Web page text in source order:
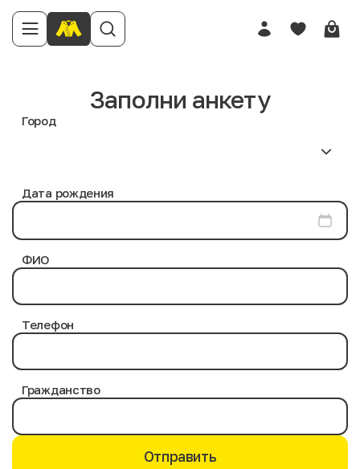
Заполни анкету
Город
Дата рождения
ФИО
Телефон
Гражданство
Отправить